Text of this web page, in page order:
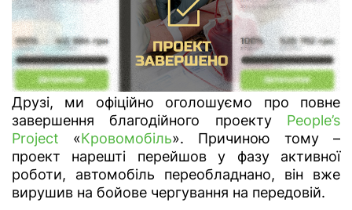
Друзі, ми офіційно оголошуємо про повне
завершення благодійного проекту People’s
Project «Кровомобіль». Причиною тому –
проект нарешті перейшов у фазу активної
роботи, автомобіль переобладнано, він вже
вирушив на бойове чергування на передовій.